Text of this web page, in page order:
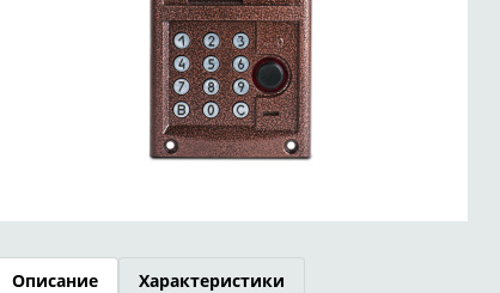
Описание Характеристики